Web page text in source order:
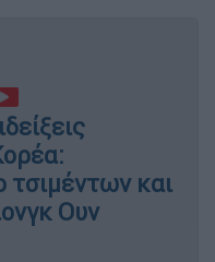
τσιμέντων και
Ουν